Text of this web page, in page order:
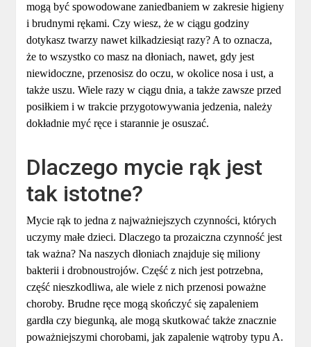
mogą być spowodowane zaniedbaniem w zakresie higieny
i brudnymi rękami. Czy wiesz, że w ciągu godziny
dotykasz twarzy nawet kilkadziesiąt razy? A to oznacza,
że to wszystko co masz na dłoniach, nawet, gdy jest
niewidoczne, przenosisz do oczu, w okolice nosa i ust, a
także uszu. Wiele razy w ciągu dnia, a także zawsze przed
posiłkiem i w trakcie przygotowywania jedzenia, należy
dokładnie myć ręce i starannie je osuszać.
Dlaczego mycie rąk jest
tak istotne?
Mycie rąk to jedna z najważniejszych czynności, których
uczymy małe dzieci. Dlaczego ta prozaiczna czynność jest
tak ważna? Na naszych dłoniach znajduje się miliony
bakterii i drobnoustrojów. Część z nich jest potrzebna,
część nieszkodliwa, ale wiele z nich przenosi poważne
choroby. Brudne ręce mogą skończyć się zapaleniem
gardła czy biegunką, ale mogą skutkować także znacznie
poważniejszymi chorobami, jak zapalenie wątroby typu A.